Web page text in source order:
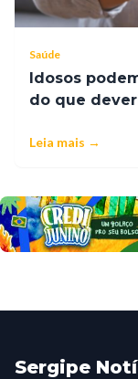
Saúde
Idosos
do que
Leia mais →
Sergipe